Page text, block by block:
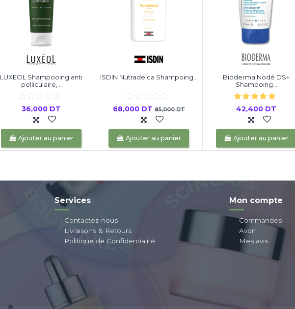
LUXEOL Shampooing anti
pelliculaire,...
36,000 DT
Ajouter au panier
ISDIN Nutradeica Shampoing...
68,000 DT85,000 DT
Ajouter au panier
Bioderma Nodé DS+
Shampoing...
42,400 DT
Ajouter au panier
Services
Contactez-nous
Livraisons & Retours
Politique de Confidentialité
Mon compte
Commandes
Avoir
Mes avis